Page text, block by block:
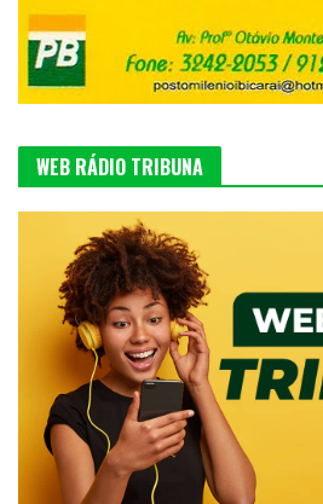
WEB RÁDIO TRIBUNA